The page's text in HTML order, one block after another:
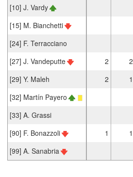
[10] J. Vardy
[15] M. Bianchetti
[24] F. Terracciano
[27] J. Vandeputte
2 2
[29] Y. Maleh
2 1
[32] Martín Payero
[33] A. Grassi
[90] F. Bonazzoli
1 1
[99] A. Sanabria